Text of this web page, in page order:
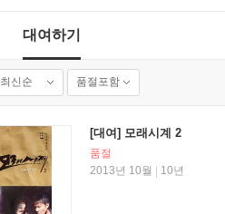
대여하기
최신순 품절포함
[대여] 모래시계 2
품절
2013년 10월 | 10년